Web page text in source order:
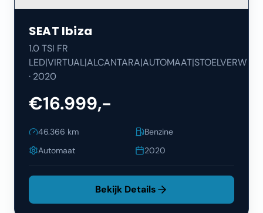
SEAT Ibiza
1.0 TSI FR
LED|VIRTUAL|ALCANTARA|AUTOMAAT|STOELVERW
· 2020
€16.999,-
46.366 km
Benzine
Automaat
2020
Bekijk Details